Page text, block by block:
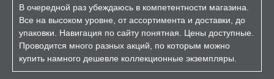
В очередной раз убеждаюсь в компетентности магазина.
Все на высоком уровне, от ассортимента и доставки, до
упаковки. Навигация по сайту понятная. Цены доступные.
Проводится много разных акций, по которым можно
купить намного дешевле коллекционные экземпляры.